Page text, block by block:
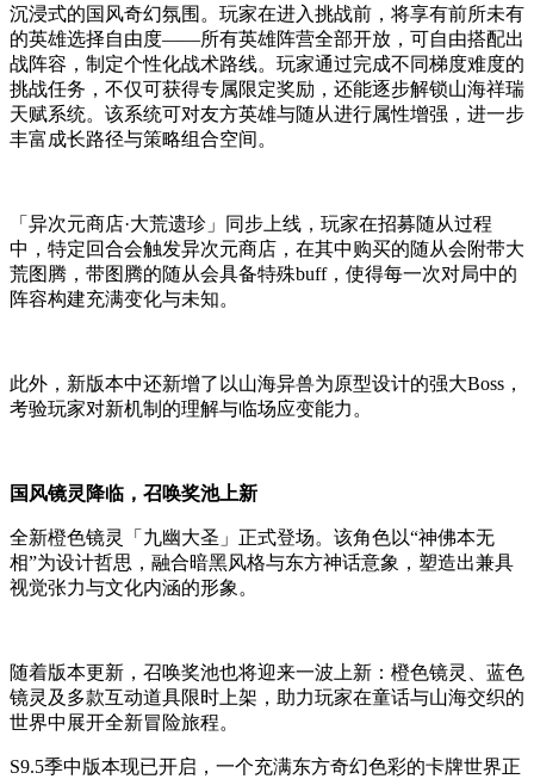
沉浸式的国风奇幻氛围。玩家在进入挑战前，将享有前所未有
的英雄选择自由度——所有英雄阵营全部开放，可自由搭配出
战阵容，制定个性化战术路线。玩家通过完成不同梯度难度的
挑战任务，不仅可获得专属限定奖励，还能逐步解锁山海祥瑞
天赋系统。该系统可对友方英雄与随从进行属性增强，进一步
丰富成长路径与策略组合空间。
「异次元商店·大荒遗珍」同步上线，玩家在招募随从过程
中，特定回合会触发异次元商店，在其中购买的随从会附带大
荒图腾，带图腾的随从会具备特殊buff，使得每一次对局中的
阵容构建充满变化与未知。
此外，新版本中还新增了以山海异兽为原型设计的强大Boss，
考验玩家对新机制的理解与临场应变能力。
国风镜灵降临，召唤奖池上新
全新橙色镜灵「九幽大圣」正式登场。该角色以“神佛本无
相”为设计哲思，融合暗黑风格与东方神话意象，塑造出兼具
视觉张力与文化内涵的形象。
随着版本更新，召唤奖池也将迎来一波上新：橙色镜灵、蓝色
镜灵及多款互动道具限时上架，助力玩家在童话与山海交织的
世界中展开全新冒险旅程。
S9.5季中版本现已开启，一个充满东方奇幻色彩的卡牌世界正